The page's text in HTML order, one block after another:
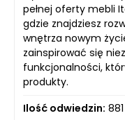
pełnej oferty mebli
gdzie znajdziesz
wnętrza nowym
zainspirować się
funkcjonalności,
produkty.
Ilość odwiedzin: 881